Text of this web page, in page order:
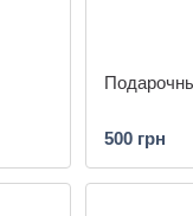
500 грн